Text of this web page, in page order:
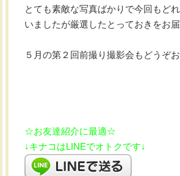
とても素敵な写真ばかりで今回もど
いましたが厳選したとっておきをお
５月の第２回前撮り撮影会もどうぞ
☆お友達紹介に最適☆
↓キナコはLINEでオトクです↓